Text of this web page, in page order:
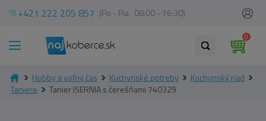
+421 222 205 857 (Po - Pia 08:00 - 16:30)
0
Hobby a voľný čas Kuchynské potreby
Kuchynský riad
Taniere
Tanier ISERNIA s čerešňami 740329